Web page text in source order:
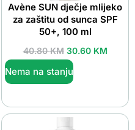
Avène SUN dječje mlijeko
za zaštitu od sunca SPF
50+, 100 ml
40.80KM 30.60 KM
Nema na stanju